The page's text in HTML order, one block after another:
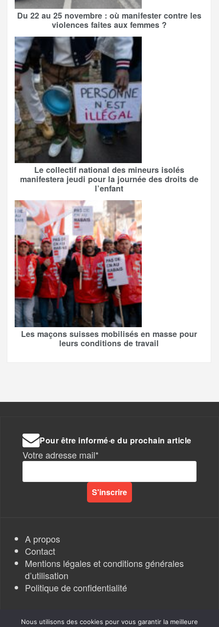
Du 22 au 25 novembre : où manifester contre les
violences faites aux femmes ?
Le collectif national des mineurs isolés
manifestera jeudi pour la journée des droits de
l’enfant
Les maçons suisses mobilisés en masse pour
leurs conditions de travail
Pour être informé·e du prochain article
Votre adresse mail*
A propos
Contact
Mentions légales et conditions générales
d’utilisation
Politique de confidentialité
Nous utilisons des cookies pour vous garantir la meilleure